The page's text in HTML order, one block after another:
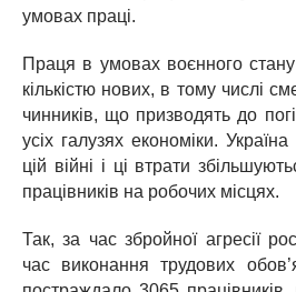
умовах праці.
Праця в умовах воєнного
кількістю нових, в тому числі
чинників, що призводять до
усіх галузях економіки.
цій війні і ці втрати
працівників на робочих місцях.
Так, за час збройної агресії
час виконання трудових